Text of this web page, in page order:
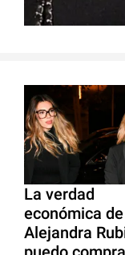
La verdad
económica de
Alejandra